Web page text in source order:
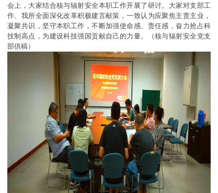
会上，大家结合核与辐射安全本职工作开展了研讨。大家对支部工
作、我所全面深化改革积极建言献策，一致认为应聚焦主责主业，
凝聚共识，坚守本职工作，不断加强使命感、责任感，奋力抢占科
技制高点，为建设科技强国贡献自己的力量。（核与辐射安全党支
部供稿）